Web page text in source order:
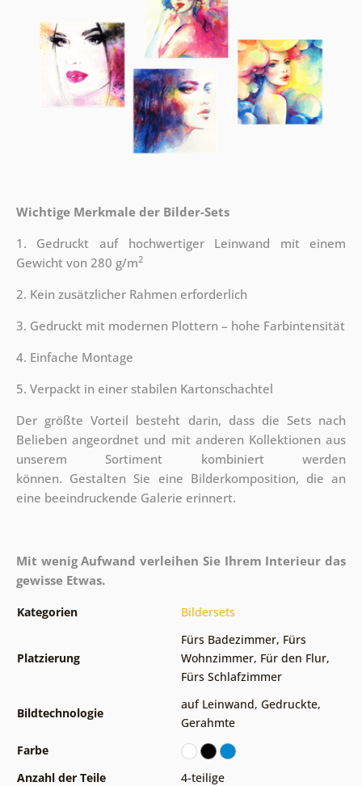
Wichtige Merkmale der Bilder-Sets
1. Gedruckt auf hochwertiger Leinwand mit einem
Gewicht von 280 g/m2
2. Kein zusätzlicher Rahmen erforderlich
3. Gedruckt mit modernen Plottern – hohe Farbintensität
4. Einfache Montage
5. Verpackt in einer stabilen Kartonschachtel
Der größte Vorteil besteht darin, dass die Sets nach
Belieben angeordnet und mit anderen Kollektionen aus
unserem Sortiment kombiniert werden
können. Gestalten Sie eine Bilderkomposition, die an
eine beeindruckende Galerie erinnert.
Mit wenig Aufwand verleihen Sie Ihrem Interieur das
gewisse Etwas.
Kategorien Bildersets
Platzierung
Fürs Badezimmer, Fürs
Wohnzimmer, Für den Flur,
Fürs Schlafzimmer
Bildtechnologie
auf Leinwand, Gedruckte,
Gerahmte
Farbe
Anzahl der Teile
4-teilige